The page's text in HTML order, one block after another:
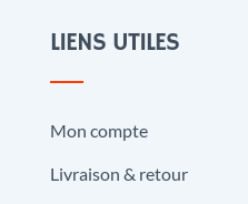
LIENS UTILES
Mon compte
Livraison & retour